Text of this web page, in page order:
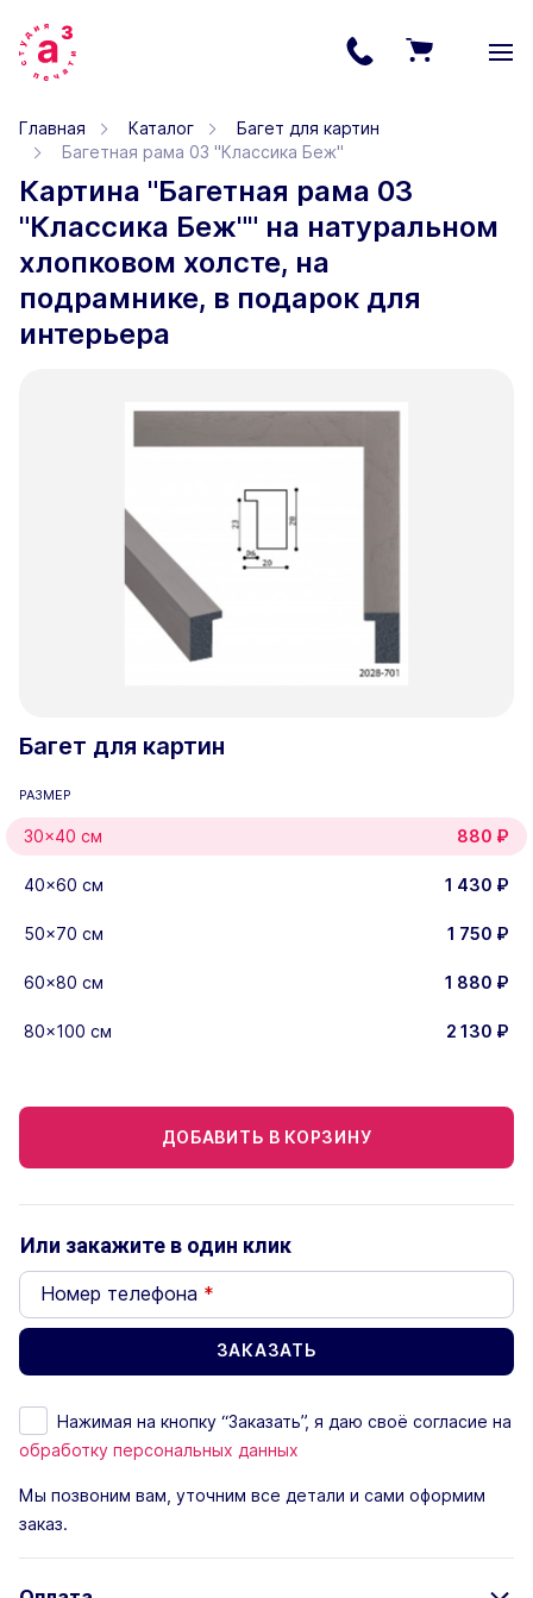
Главная Каталог
Багет для картин
Багетная рама 03 "Классика Беж"
Картина "Багетная рама 03
"Классика Беж"" на натуральном
хлопковом холсте, на
подрамнике, в подарок для
интерьера
Багет для картин
РАЗМЕР
30×40 см 880 ₽
40×60 см 1 430 ₽
50×70 см 1 750 ₽
60×80 см 1 880 ₽
80×100 см 2 130 ₽
ДОБАВИТЬ В КОРЗИНУ
Или закажите в один клик
Номер телефона *
Нажимая на кнопку “Заказать”, я даю своё согласие на
обработку персональных данных
Мы позвоним вам, уточним все детали и сами оформим
заказ.